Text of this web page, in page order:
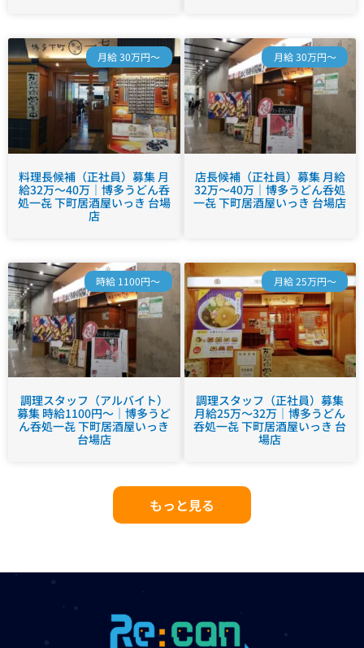
月給 30万円～
料理長候補（正社員）募集 月
給32万～40万｜博多うどん呑
処一㐂 下町居酒屋いっき 台場
店
月給 30万円～
店長候補（正社員）募集 月給
32万～40万｜博多うどん呑処
一㐂 下町居酒屋いっき 台場店
時給 1100円～
調理スタッフ（アルバイト）
募集 時給1100円～｜博多うど
ん呑処一㐂 下町居酒屋いっき
台場店
月給 25万円～
調理スタッフ（正社員）募集
月給25万～32万｜博多うどん
呑処一㐂 下町居酒屋いっき 台
場店
もっと見る